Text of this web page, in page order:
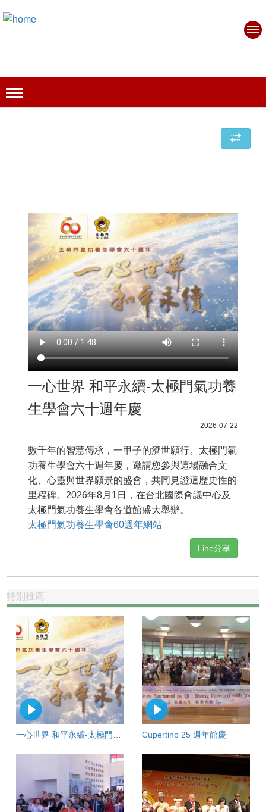
一心世界 和平永續-太極門氣功養
生學會六十週年慶
2026-07-22
數千年的智慧傳承，一甲子的濟世願行。太極門氣
功養生學會六十週年慶，邀請您參與這場融合文
化、心靈與世界願景的盛會，共同見證這歷史性的
里程碑。2026年8月1日，在台北國際會議中心及
太極門氣功養生學會各道館盛大舉辦。
太極門氣功養生學會60週年網站
Line分享
特別推薦
Cupertino 25 週年館慶